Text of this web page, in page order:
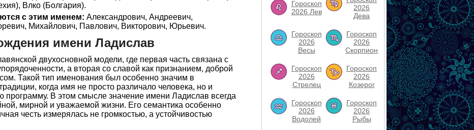
Влко (Болгария).
с этим именем: Александрович, Андреевич,
Михайлович, Павлович, Викторович, Юрьевич.
имени Ладислав
двухосновной модели, где первая часть связана с
а вторая со славой как признанием, доброй
Такой тип именования был особенно значим в
когда имя не просто различало человека, но и
программу. В этом смысле значение имени Ладислав всегда
мирной и уважаемой жизни. Его семантика особенно
честь измерялась не громкостью, а устойчивостью
Гороскоп
2026 Лев
2026
Дева
Гороскоп
2026
Весы
Гороскоп
2026
Скорпион
Гороскоп
2026
Стрелец
Гороскоп
2026
Козерог
Гороскоп
2026
Водолей
Гороскоп
2026
Рыбы